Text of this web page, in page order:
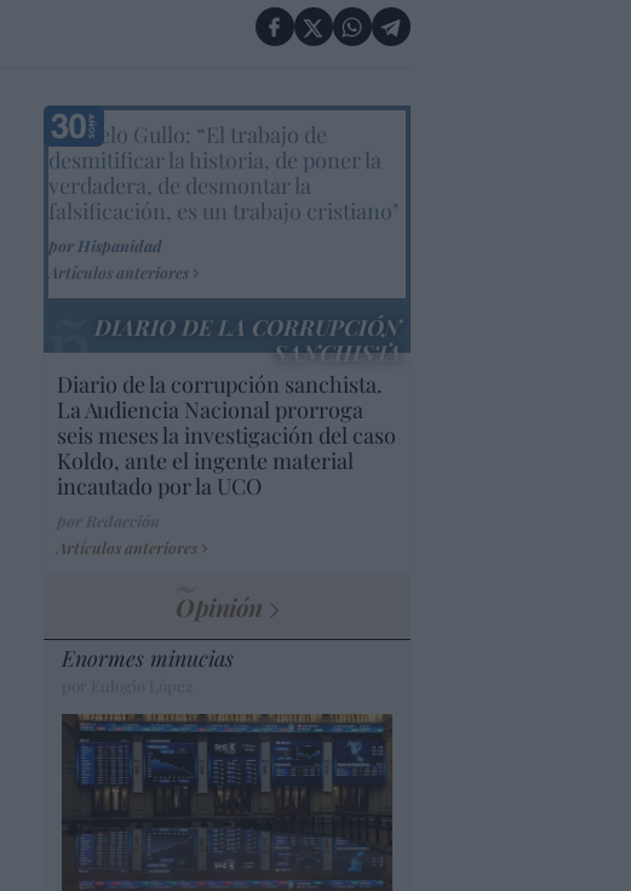
Marcelo Gullo: “El trabajo de
desmitificar la historia, de poner la
verdadera, de desmontar la
falsificación, es un trabajo cristiano"
por Hispanidad
Artículos anteriores
DIARIO DE LA CORRUPCIÓN
SANCHISTA
Diario de la corrupción sanchista.
La Audiencia Nacional prorroga
seis meses la investigación del caso
Koldo, ante el ingente material
incautado por la UCO
Artículos anteriores
Opinión
Enormes minucias